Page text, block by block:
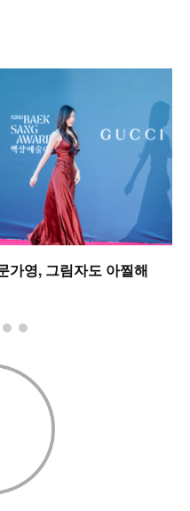
가영, 그림자도 아찔해